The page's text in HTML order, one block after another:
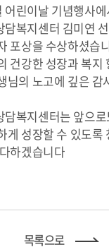
어린이날 기념행사에
담복지센터 김미연
포상을 수상하셨습
건강한 성장과 복지
님의 노고에 깊은 감
담복지센터는 앞으
게 성장할 수 있도록
하겠습니다
목록으로